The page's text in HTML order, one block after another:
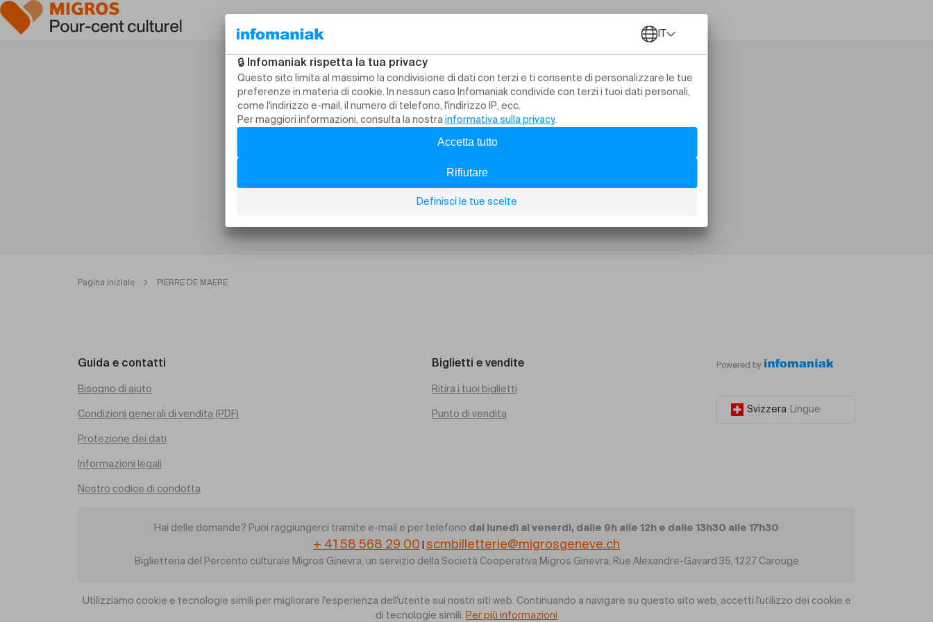
Pagina iniziale PIERRE DE MAERE
Guida e contatti
Bisogno di aiuto
Condizioni generali di vendita (PDF)
Protezione dei dati
Informazioni legali
Nostro codice di condotta
Biglietti e vendite
Ritira i tuoi biglietti
Punto di vendita
Powered by
Svizzera Lingue
Hai delle domande? Puoi raggiungerci tramite e-mail e per telefono dal lunedì al venerdì, dalle 9h alle 12h e dalle 13h30 alle 17h30
+ 41 58 568 29 00 scmbilletterie@migrosgeneve.ch
Biglietteria del Percento culturale Migros Ginevra, un servizio della Società Cooperativa Migros Ginevra, Rue Alexandre-Gavard 35, 1227 Carouge
Utilizziamo cookie e tecnologie simili per migliorare l'esperienza dell'utente sui nostri siti web. Continuando a navigare su questo sito web, accetti l'utilizzo dei cookie e
di tecnologie simili. Per più informazioni